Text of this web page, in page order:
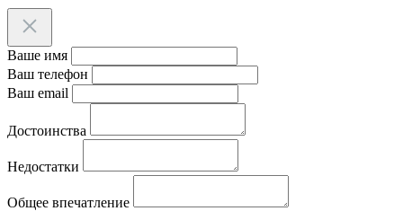
Ваше имя
Ваш телефон
Ваш email
Достоинства
Недостатки
Общее впечатление